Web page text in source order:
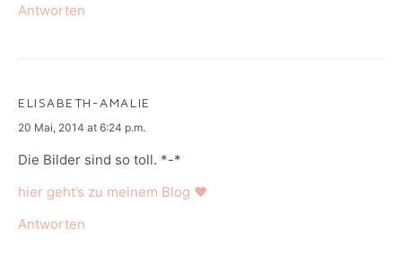
Antworten
ELISABETH-AMALIE
says:
20 Mai, 2014 at 6:24 p.m.
Die Bilder sind so toll. *-*
hier geht’s zu meinem Blog ♥
Antworten